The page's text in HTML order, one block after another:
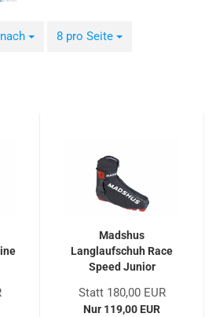
8 pro Seite
pro Seite
Madshus
Langlaufschuh Race
Speed Junior
Statt 180,00 EUR
Nur 119,00 EUR